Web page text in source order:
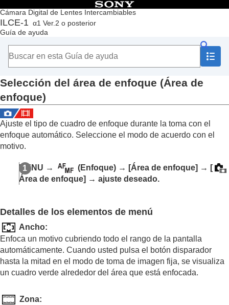
Cámara Digital de Lentes Intercambiables
ILCE-1 α1 Ver.2 o posterior
Guía de ayuda
Contenido
Principio
Cómo utilizar la “Guía de ayuda”
Comprobación de la cámara y los elementos suministrados
Operaciones básicas
Preparación de la cámara/Operaciones básicas de toma
Búsqueda de funciones desde MENU
Utilización de las funciones de toma de imágenes
Contenido de este capítulo
Selección de un modo de toma
enfoque
Selección del área de enfoque (
seguimiento)
AF de cara/ojo
Utilización de las funciones de enfoque
Ajuste de los modos de exposición/medición
Selección de la sensibilidad ISO
Adición de efectos a las imágenes
Selección del área de enfoque (Área de
enfoque)
Ajuste el tipo de cuadro de enfoque durante la toma con el
enfoque automático. Seleccione el modo de acuerdo con el
motivo.
MENU → (Enfoque) → [Área de enfoque] → [
Área de enfoque] → ajuste deseado.
Detalles de los elementos de menú
Ancho:
Enfoca un motivo cubriendo todo el rango de la pantalla
automáticamente. Cuando usted pulsa el botón disparador
hasta la mitad en el modo de toma de imagen fija, se visualiza
un cuadro verde alrededor del área que está enfocada.
Zona: